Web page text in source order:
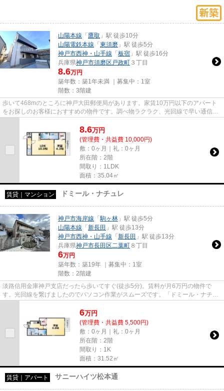
山陽本線 「 鷹取 」駅 徒歩10分
山陽電鉄本線 「 東須磨 」駅 徒歩5分
神戸市西神・山手線 「 板宿 」駅 徒歩16分
兵庫県神戸市須磨区 戸政町 ３丁目
8.6万円
築年数：築1年未満 ｜募集中： 1室
階数：3階建
歩いて468mのところに神戸大田郵便局があります。家賃10万円以下のアパート
をお探しのお客様におすすめの物件です。調べ物ラクラク、光回線で早い通信速
8.6万円
(管理費・共益費 10,000円)
敷：0ヶ月｜礼：0ヶ月
所在階：2階
間取り：1LDK
面積：35.04㎡
賃貸｜マンション ドミール・ナチュレ
神戸市海岸線 「駒ヶ林 」駅 徒歩5分
山陽本線 「 新長田 」駅 徒歩13分
神戸市西神・山手線 「 新長田 」駅 徒歩13分
兵庫県神戸市長田区二葉町 ８丁目
6万円
築年数：築19年 ｜募集中： 1室
階数：2階建
淡路信用金庫神戸支店だったら歩いてすぐ(徒歩5分)。賃料が月6万円の物件で
す。光回線を繋げましたのでパソコン作業がスムーズです。「ドミール・ナチュ
6万円
(管理費・共益費 5,500円)
敷：0ヶ月｜礼：0ヶ月
所在階：2階
間取り：1K
面積：31.52㎡
賃貸｜アパート サニーハイツ松本通